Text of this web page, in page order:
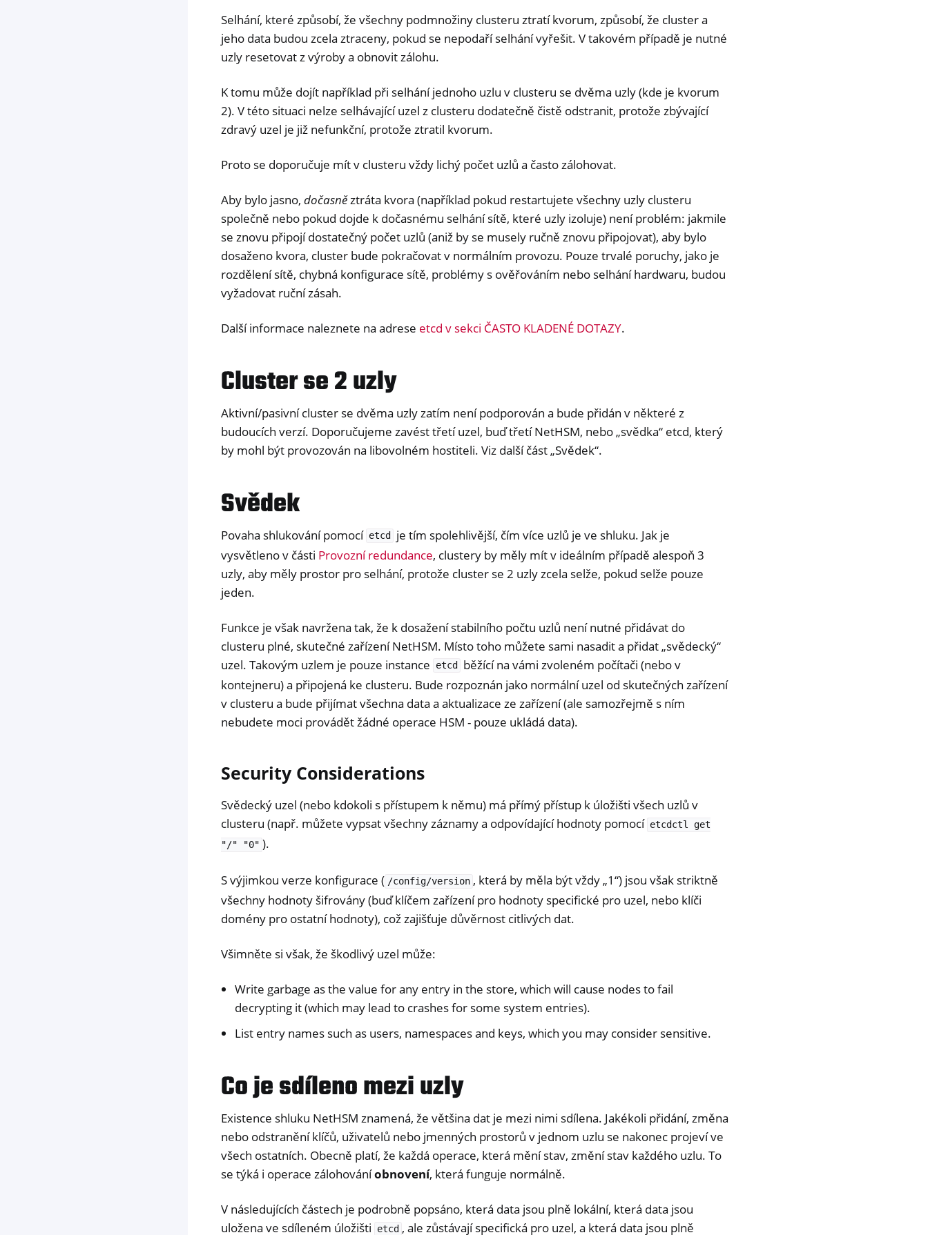
Selhání, které způsobí, že všechny podmnožiny clusteru ztratí kvorum, způsobí, že cluster a
jeho data budou zcela ztraceny, pokud se nepodaří selhání vyřešit. V takovém případě je nutné
uzly resetovat z výroby a obnovit zálohu.
K tomu může dojít například při selhání jednoho uzlu v clusteru se dvěma uzly (kde je kvorum
2). V této situaci nelze selhávající uzel z clusteru dodatečně čistě odstranit, protože zbývající
zdravý uzel je již nefunkční, protože ztratil kvorum.
Proto se doporučuje mít v clusteru vždy lichý počet uzlů a často zálohovat.
Aby bylo jasno, dočasněztráta kvora (například pokud restartujete všechny uzly clusteru
společně nebo pokud dojde k dočasnému selhání sítě, které uzly izoluje) není problém: jakmile
se znovu připojí dostatečný počet uzlů (aniž by se musely ručně znovu připojovat), aby bylo
dosaženo kvora, cluster bude pokračovat v normálním provozu. Pouze trvalé poruchy, jako je
rozdělení sítě, chybná konfigurace sítě, problémy s ověřováním nebo selhání hardwaru, budou
vyžadovat ruční zásah.
Další informace naleznete na adrese etcd v sekci ČASTO KLADENÉ DOTAZY.
Cluster se 2 uzly
Aktivní/pasivní cluster se dvěma uzly zatím není podporován a bude přidán v některé z
budoucích verzí. Doporučujeme zavést třetí uzel, buď třetí NetHSM, nebo „svědka“ etcd, který
by mohl být provozován na libovolném hostiteli. Viz další část „Svědek“.
Svědek
Povaha shlukování pomocí etcd
je tím spolehlivější, čím více uzlů je ve shluku. Jak je
vysvětleno v části Provozní redundance, clustery by měly mít v ideálním případě alespoň 3
uzly, aby měly prostor pro selhání, protože cluster se 2 uzly zcela selže, pokud selže pouze
jeden.
Funkce je však navržena tak, že k dosažení stabilního počtu uzlů není nutné přidávat do
clusteru plné, skutečné zařízení NetHSM. Místo toho můžete sami nasadit a přidat „svědecký“
uzel. Takovým uzlem je pouze instance
etcd
běžící na vámi zvoleném počítači (nebo v
kontejneru) a připojená ke clusteru. Bude rozpoznán jako normální uzel od skutečných zařízení
v clusteru a bude přijímat všechna data a aktualizace ze zařízení (ale samozřejmě s ním
nebudete moci provádět žádné operace HSM - pouze ukládá data).
Security Considerations
Svědecký uzel (nebo kdokoli s přístupem k němu) má přímý přístup k úložišti všech uzlů v
clusteru (např. můžete vypsat všechny záznamy a odpovídající hodnoty pomocí etcdctl get
"/"
"0" ).
S výjimkou verze konfigurace ( /config/version , která by měla být vždy „1“) jsou však striktně
všechny hodnoty šifrovány (buď klíčem zařízení pro hodnoty specifické pro uzel, nebo klíči
domény pro ostatní hodnoty), což zajišťuje důvěrnost citlivých dat.
Všimněte si však, že škodlivý uzel může:
Write garbage as the value for any entry in the store, which will cause nodes to fail
decrypting it (which may lead to crashes for some system entries).
List entry names such as users, namespaces and keys, which you may consider sensitive.
Co je sdíleno mezi uzly
Existence shluku NetHSM znamená, že většina dat je mezi nimi sdílena. Jakékoli přidání, změna
nebo odstranění klíčů, uživatelů nebo jmenných prostorů v jednom uzlu se nakonec projeví ve
všech ostatních. Obecně platí, že každá operace, která mění stav, změní stav každého uzlu. To
se týká i operace zálohováníobnovení, která funguje normálně.
V následujících částech je podrobně popsáno, která data jsou plně lokální, která data jsou
uložena ve sdíleném úložišti
etcd , ale zůstávají specifická pro uzel, a která data jsou plně